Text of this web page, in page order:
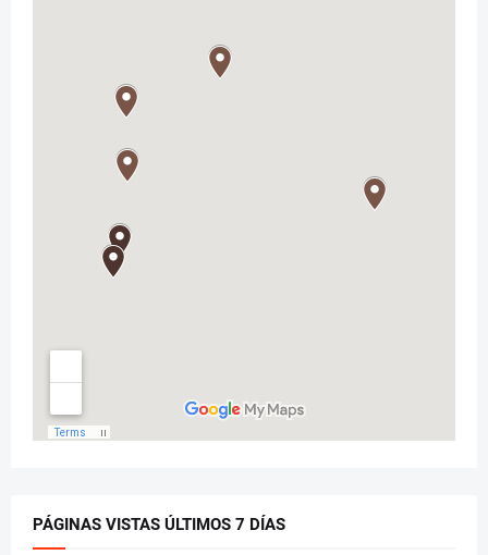
PÁGINAS VISTAS ÚLTIMOS 7 DÍAS